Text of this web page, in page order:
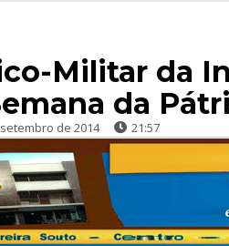
Militar da
da
de 2014 21:57